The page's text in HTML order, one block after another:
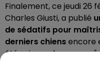
Finalement, ce jeudi 26
Charles Giusti, a publié
de sédatifs pour
derniers chiensencore
été pris en charge par